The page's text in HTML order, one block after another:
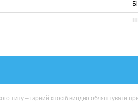
типу – гарний спосіб вигідно облаштувати